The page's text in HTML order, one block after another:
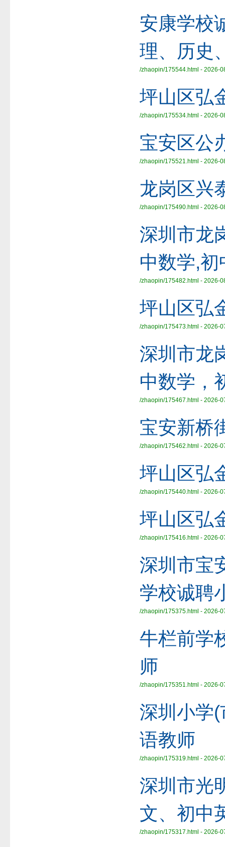
安康学校
理、历史
/zhaopin/175544.html - 2026-
坪山区弘
/zhaopin/175534.html - 2026-
宝安区公
/zhaopin/175521.html - 2026-
龙岗区兴
/zhaopin/175490.html - 2026-
深圳市龙
中数学,
/zhaopin/175482.html - 2026-
坪山区弘
/zhaopin/175473.html - 2026-
深圳市龙
中数学，
/zhaopin/175467.html - 2026-
宝安新桥
/zhaopin/175462.html - 2026-
坪山区弘
/zhaopin/175440.html - 2026-
坪山区弘
/zhaopin/175416.html - 2026-
深圳市宝
学校诚聘
/zhaopin/175375.html - 2026-
牛栏前学
师
/zhaopin/175351.html - 2026-
深圳小学
语教师
/zhaopin/175319.html - 2026-
深圳市光
文、初中
/zhaopin/175317.html - 2026-